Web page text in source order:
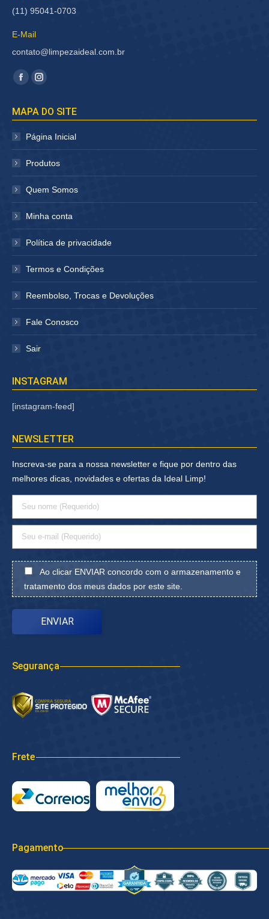
(11) 95041-0703
E-Mail
contato@limpezaideal.com.br
Encontre-nos em:
Facebook
abre
em
janela
Instagram
abre
janela
MAPA DO SITE
Página Inicial
Produtos
Quem Somos
Minha conta
Política de privacidade
Termos e Condições
Reembolso, Trocas e Devoluções
Fale Conosco
Sair
INSTAGRAM
[instagram-feed]
NEWSLETTER
Inscreva-se para a nossa newsletter e fique por dentro das
melhores dicas, novidades e ofertas da Ideal Limp!
Ao clicar ENVIAR concordo com o armazenamento e
tratamento dos meus dados por este site.
Segurança
Frete
Pagamento